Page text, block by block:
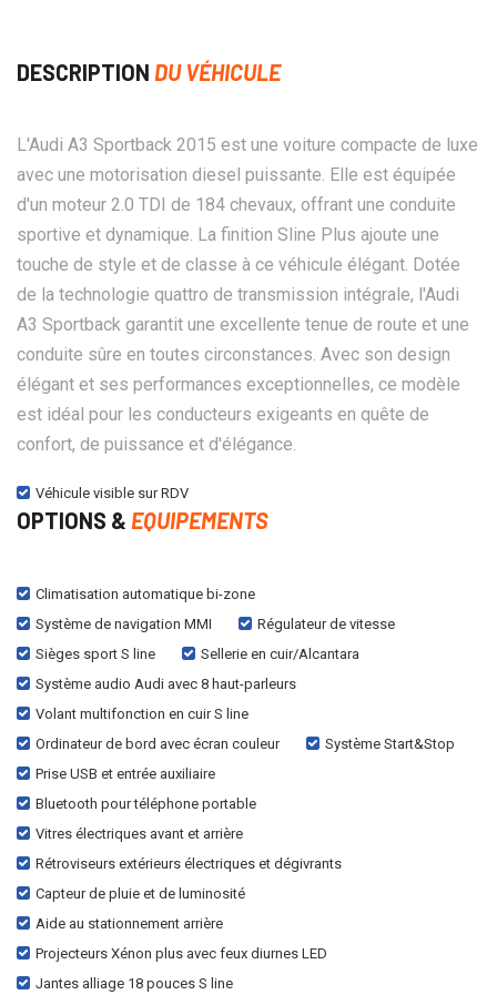
DESCRIPTION DU VÉHICULE
L'Audi A3 Sportback 2015 est une voiture compacte de luxe
avec une motorisation diesel puissante. Elle est équipée
d'un moteur 2.0 TDI de 184 chevaux, offrant une conduite
sportive et dynamique. La finition Sline Plus ajoute une
touche de style et de classe à ce véhicule élégant. Dotée
de la technologie quattro de transmission intégrale, l'Audi
A3 Sportback garantit une excellente tenue de route et une
conduite sûre en toutes circonstances. Avec son design
élégant et ses performances exceptionnelles, ce modèle
est idéal pour les conducteurs exigeants en quête de
confort, de puissance et d'élégance.
Véhicule visible sur RDV
OPTIONS & EQUIPEMENTS
Climatisation automatique bi-zone
Système de navigation MMI
Régulateur de vitesse
Sièges sport S line
Sellerie en cuir/Alcantara
Système audio Audi avec 8 haut-parleurs
Volant multifonction en cuir S line
Ordinateur de bord avec écran couleur
Système Start&Stop
Prise USB et entrée auxiliaire
Bluetooth pour téléphone portable
Vitres électriques avant et arrière
Rétroviseurs extérieurs électriques et dégivrants
Capteur de pluie et de luminosité
Aide au stationnement arrière
Projecteurs Xénon plus avec feux diurnes LED
Jantes alliage 18 pouces S line